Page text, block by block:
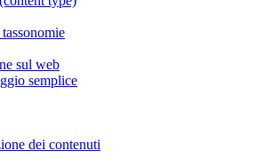
sul web
semplice
dei contenuti